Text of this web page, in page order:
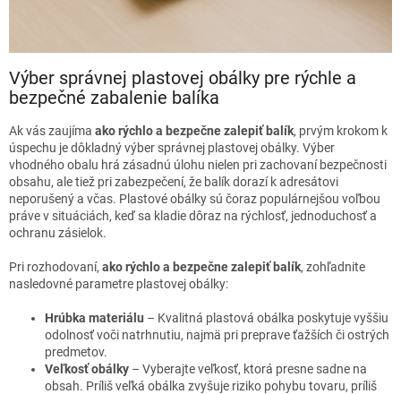
Výber správnej plastovej obálky pre rýchle a
bezpečné zabalenie balíka
Ak vás zaujíma ako rýchlo a bezpečne zalepiť balík, prvým krokom k
úspechu je dôkladný výber správnej plastovej obálky. Výber
vhodného obalu hrá zásadnú úlohu nielen pri zachovaní bezpečnosti
obsahu, ale tiež pri zabezpečení, že balík dorazí k adresátovi
neporušený a včas. Plastové obálky sú čoraz populárnejšou voľbou
práve v situáciách, keď sa kladie dôraz na rýchlosť, jednoduchosť a
ochranu zásielok.
Pri rozhodovaní, ako rýchlo a bezpečne zalepiť balík, zohľadnite
nasledovné parametre plastovej obálky:
Hrúbka materiálu – Kvalitná plastová obálka poskytuje vyššiu
odolnosť voči natrhnutiu, najmä pri preprave ťažších či ostrých
predmetov.
Veľkosť obálky – Vyberajte veľkosť, ktorá presne sadne na
obsah. Príliš veľká obálka zvyšuje riziko pohybu tovaru, príliš